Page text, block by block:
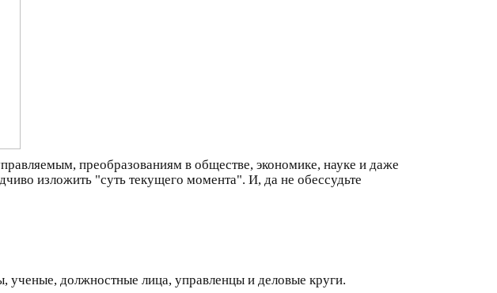
преобразованиям в обществе, экономике, науке и даже
изложить "суть текущего момента". И, да не обессудьте
должностные лица, управленцы и деловые круги.